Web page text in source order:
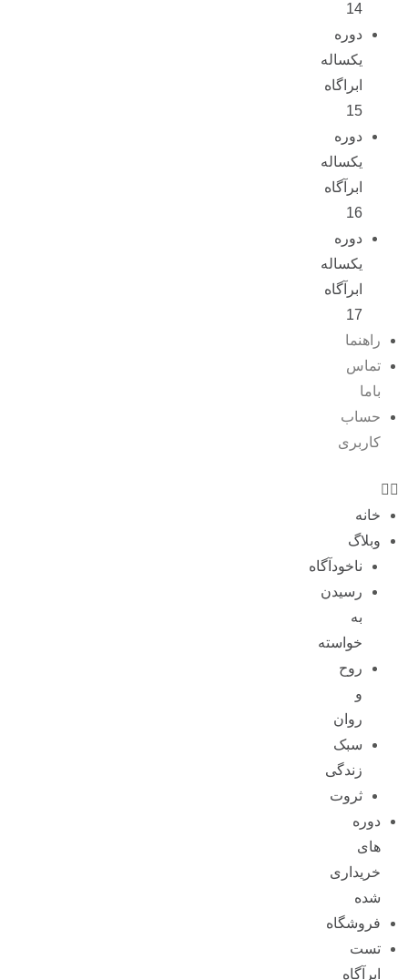
14
دوره
یکساله
ابراگاه
15
دوره
یکساله
ابرآگاه
16
دوره
یکساله
ابرآگاه
17
راهنما
تماس
باما
حساب
کاربری
خانه
وبلاگ
ناخودآگاه
رسیدن
به
خواسته
روح
و
روان
سبک
زندگی
ثروت
دوره
های
خریداری
شده
فروشگاه
تست
ابرآگاه